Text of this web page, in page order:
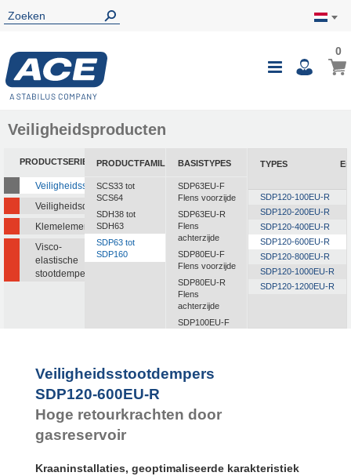
Toggle
00
Veiligheidsproducten
PRODUCTSERIE
Veiligheidsstootdempers
Veiligheidsdempers
Klemelementen
Visco-
elastische
stootdempers
PRODUCTFAMILIE
SCS33 tot
SCS64
SDH38 tot
SDH63
SDP63 tot
SDP160
BASISTYPES
SDP63EU-F
Flens voorzijde
SDP63EU-R
Flens
achterzijde
SDP80EU-F
Flens voorzijde
SDP80EU-R
Flens
achterzijde
SDP100EU-F
achterzijde
SDP120EU-R
Flens voorzijde
TYPES
SDP120-100EU-R
SDP120-200EU-R
SDP120-400EU-R
SDP120-600EU-R
SDP120-800EU-R
SDP120-1000EU-R
SDP120-1200EU-R
Veiligheidsstootdempers
SDP120-600EU-R
Hoge retourkrachten door
gasreservoir
Kraaninstallaties, geoptimaliseerde karakteristiek